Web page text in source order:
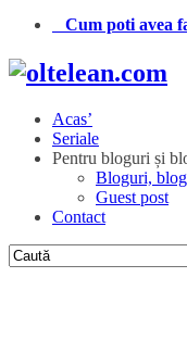
Cum poti avea
Acas’
Seriale
Pentru bloguri și
Bloguri,
Guest post
Contact